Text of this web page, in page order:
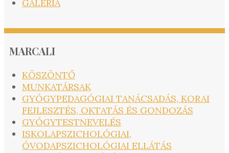
GALÉRIA
MARCALI
KÖSZÖNTŐ
MUNKATÁRSAK
GYÓGYPEDAGÓGIAI TANÁCSADÁS, KORAI
FEJLESZTÉS, OKTATÁS ÉS GONDOZÁS
GYÓGYTESTNEVELÉS
ISKOLAPSZICHOLÓGIAI,
ÓVODAPSZICHOLÓGIAI ELLÁTÁS